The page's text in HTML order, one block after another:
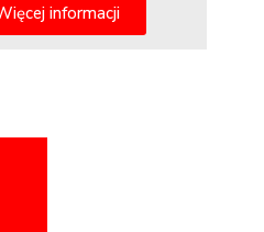
informacji